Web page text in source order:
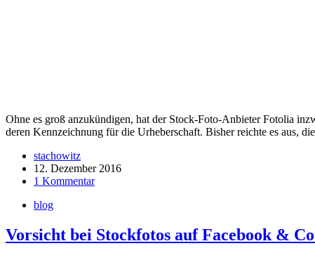
Ohne es groß anzukündigen, hat der Stock-Foto-Anbieter Fotolia
deren Kennzeichnung für die Urheberschaft. Bisher reichte es aus,
stachowitz
12. Dezember 2016
1 Kommentar
blog
Vorsicht bei Stockfotos auf Facebook &